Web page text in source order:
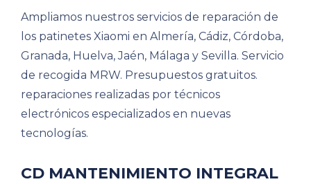
Ampliamos nuestros servicios de reparación de
los patinetes Xiaomi en Almería, Cádiz, Córdoba,
Granada, Huelva, Jaén, Málaga y Sevilla. Servicio
de recogida MRW. Presupuestos gratuitos.
reparaciones realizadas por técnicos
electrónicos especializados en nuevas
tecnologías.
CD MANTENIMIENTO INTEGRAL